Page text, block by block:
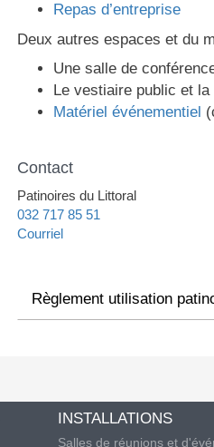
Repas d’entreprise
Deux autres espaces et du
Une salle de
Le vestiaire public et la
Matériel événementiel
Contact
Patinoires du Littoral
032 717 85 51
Courriel
Règlement utilisation
INSTALLATIONS
Salles de réunions et